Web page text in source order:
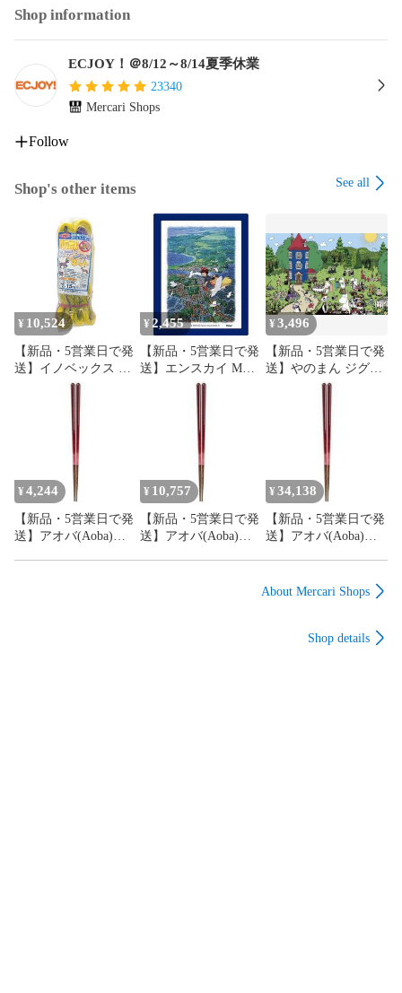
Shop information
ECJOY！＠8/12～8/14夏季休業
23340
Mercari Shops
Follow
Shop's other items See all
¥ 10,524
【新品・5営業日で発
送】イノベックス ダ
イオ化成 防獣ステン
入りネット 2X15m キ
¥ 2,455
【新品・5営業日で発
送】エンスカイ MA-
12 スタジオジブリ作
品 コリコ上空
¥3,496
【新品・5営業日で発
送】やのまん ジグソ
ーパズル ムーミン ム
ーミンハウスへよう
こそ 10-1348
¥ 4,244
【新品・5営業日で発
送】アオバ(Aoba)
¥ 10,757
【新品・5営業日で発
送】アオバ(Aoba)
¥ 34,138
【新品・5営業日で発
送】アオバ(Aoba)
木製 キッチンツール
【入数:40】
About Mercari Shops
Shop details